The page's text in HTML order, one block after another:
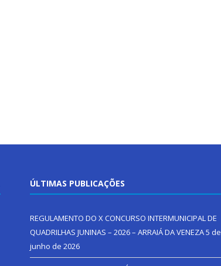
ÚLTIMAS PUBLICAÇÕES
REGULAMENTO DO X CONCURSO INTERMUNICIPAL DE
QUADRILHAS JUNINAS – 2026 – ARRAIÁ DA VENEZA5 de
junho de 2026